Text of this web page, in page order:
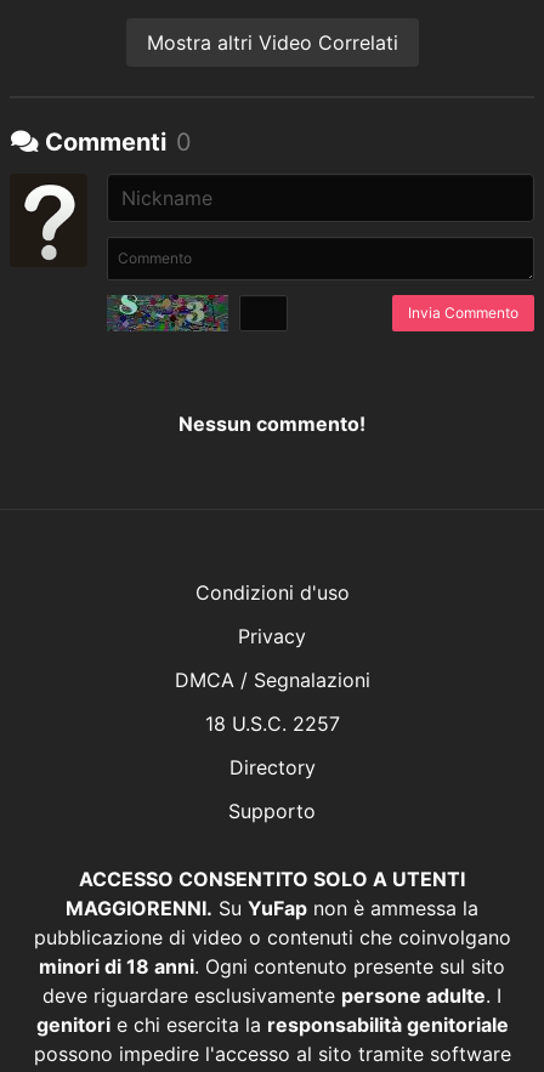
Mostra altri Video Correlati
Commenti 0
Invia Commento
Nessun commento!
Condizioni d'uso
Privacy
DMCA / Segnalazioni
18 U.S.C. 2257
Directory
Supporto
ACCESSO CONSENTITO SOLO A UTENTI
MAGGIORENNI. Su YuFap non è ammessa la
pubblicazione di video o contenuti che coinvolgano
minori di 18 anni. Ogni contenuto presente sul sito
deve riguardare esclusivamente persone adulte. I
genitorie chi esercita la responsabilità genitoriale
possono impedire l'accesso al sito tramite software